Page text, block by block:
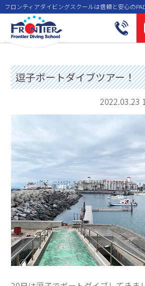
フロンティアダイビングスクールは信頼と安⼼のPADI
逗子ボートダイブツアー！
2022.03.23